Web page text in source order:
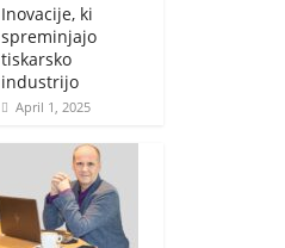
Inovacije, ki
spreminjajo
tiskarsko
industrijo
April 1, 2025